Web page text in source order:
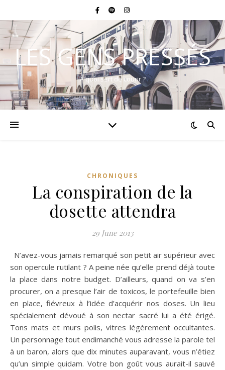
LES GENS PRESSÉS
A quoi sert de courir ?
CHRONIQUES
La conspiration de la
dosette attendra
29 June 2013
N’avez-vous jamais remarqué son petit air supérieur avec
son opercule rutilant ? A peine née qu’elle prend déjà toute
la place dans notre budget. D’ailleurs, quand on va s’en
procurer, on a presque l’air de toxicos, le portefeuille bien
en place, fiévreux à l’idée d’acquérir nos doses. Un lieu
spécialement dévoué à son nectar sacré lui a été érigé.
Tons mats et murs polis, vitres légèrement occultantes.
Un personnage tout endimanché vous adresse la parole tel
à un baron, alors que dix minutes auparavant, vous n’étiez
qu’un simple quidam. Votre bon goût vous aurait-il sauvé